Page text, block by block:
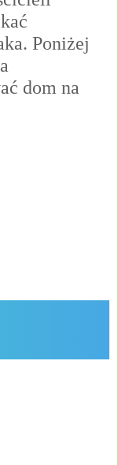
Poniżej
dom na